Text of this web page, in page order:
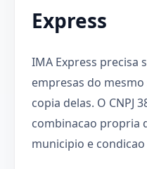
Express
IMA Express precisa
empresas do
copia delas. O CNPJ
combinacao propria
municipio e